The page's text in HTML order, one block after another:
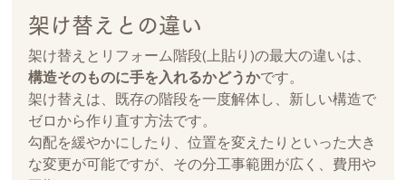
架け替えとの違い
架け替えとリフォーム階段(上貼り)の最大の違いは、
構造そのものに手を入れるかどうかです。
架け替えは、既存の階段を一度解体し、新しい構造で
ゼロから作り直す方法です。
勾配を緩やかにしたり、位置を変えたりといった大き
な変更が可能ですが、その分工事範囲が広く、費用や